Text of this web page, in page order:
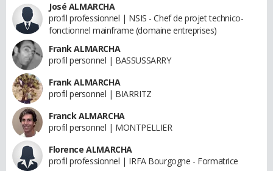
José ALMARCHA
profil professionnel | NSIS - Chef de projet technico-
fonctionnel mainframe (domaine entreprises)
Frank ALMARCHA
profil personnel | BASSUSSARRY
Frank ALMARCHA
profil personnel | BIARRITZ
Franck ALMARCHA
profil personnel | MONTPELLIER
Florence ALMARCHA
profil professionnel | IRFA Bourgogne - Formatrice